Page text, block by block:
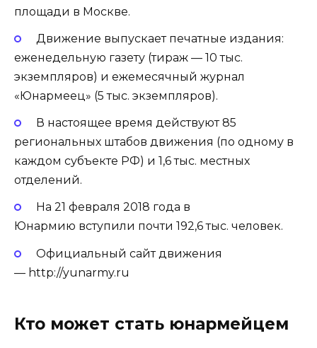
площади в Москве.
Движение выпускает печатные издания:
еженедельную газету (тираж — 10 тыс.
экземпляров) и ежемесячный журнал
«Юнармеец» (5 тыс. экземпляров).
В настоящее время действуют 85
региональных штабов движения (по одному в
каждом субъекте РФ) и 1,6 тыс. местных
отделений.
На 21 февраля 2018 года в
Юнармию вступили почти 192,6 тыс. человек.
Официальный сайт движения
— http://yunarmy.ru
Кто может стать юнармейцем